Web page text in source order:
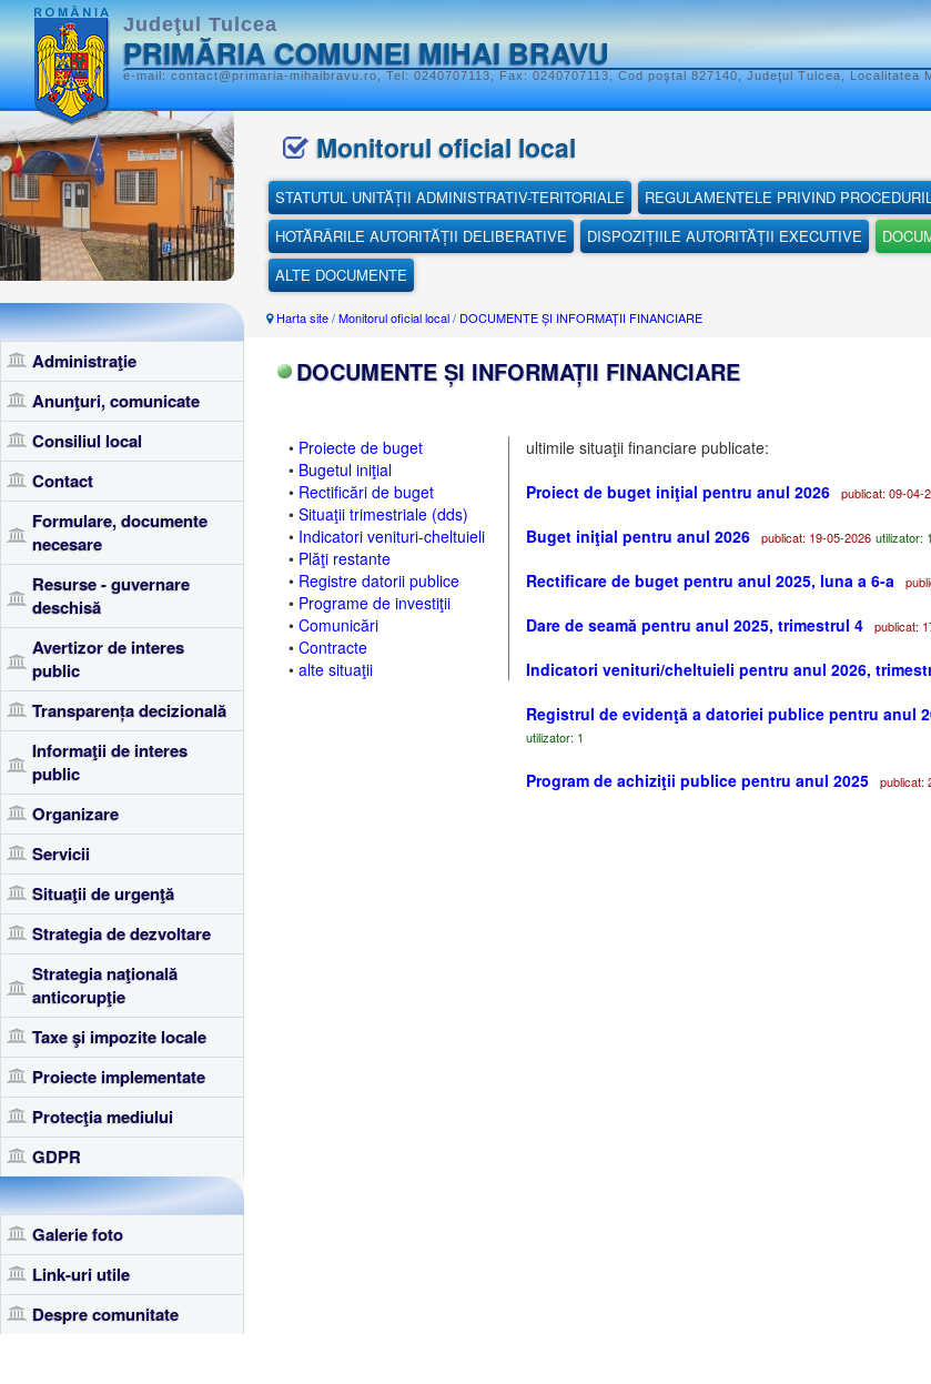
Judeţul Tulcea
PRIMĂRIA COMUNEI MIHAI BRAVU
e-mail: contact@primaria-mihaibravu.ro, Tel: 0240707113, Fax: 0240707113, Cod poştal 827140, Judeţul Tulcea, Localitatea
Administraţie
Anunţuri, comunicate
Consiliul local
Contact
Formulare, documente
necesare
Resurse - guvernare
deschisă
Avertizor de interes
public
Transparența decizională
Informaţii de interes
public
Organizare
Servicii
Situaţii de urgenţă
Strategia de dezvoltare
Strategia naţională
anticorupţie
Taxe şi impozite locale
Proiecte implementate
Protecţia mediului
GDPR
Galerie foto
Link-uri utile
Despre comunitate
Monitorul oficial local
STATUTUL UNITĂȚII ADMINISTRATIV-TERITORIALE
REGULAMENTELE PRIVIND
HOTĂRÂRILE AUTORITĂȚII DELIBERATIVE
DISPOZIȚIILE AUTORITĂȚII EXECUTIVE
ALTE DOCUMENTE
Harta site/Monitorul oficial local/ DOCUMENTE ȘI INFORMAȚII FINANCIARE
DOCUMENTE ȘI INFORMAȚII FINANCIARE
• Proiecte de buget
• Bugetul iniţial
• Rectificări de buget
• Situaţii trimestriale (dds)
• Indicatori venituri-cheltuieli
• Plăţi restante
• Registre datorii publice
• Programe de investiţii
• Comunicări
• Contracte
• alte situaţii
ultimile situaţii financiare publicate:
Proiect de buget iniţial pentru anul 2026
publicat: 09-04-
Buget iniţial pentru anul 2026 publicat: 19-05-2026 utilizator: 1
Rectificare de buget pentru anul 2025, luna a 6-a
Dare de seamă pentru anul 2025, trimestrul 4 publicat:
Indicatori venituri/cheltuieli pentru anul 2026,
Registrul de evidenţă a datoriei publice pentru anul
utilizator: 1
Program de achiziţii publice pentru anul 2025 publicat: